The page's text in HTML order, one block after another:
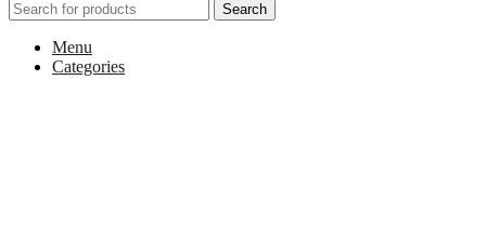
Search
Menu
Categories